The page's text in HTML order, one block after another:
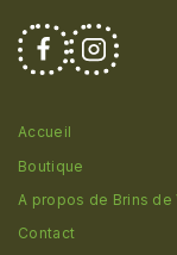
Accueil
Boutique
A propos de Brins de
Contact